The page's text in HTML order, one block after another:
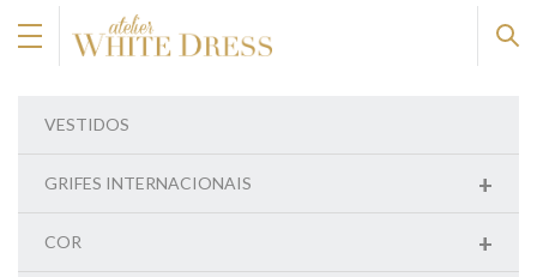
VESTIDOS
+
GRIFES INTERNACIONAIS
+
COR